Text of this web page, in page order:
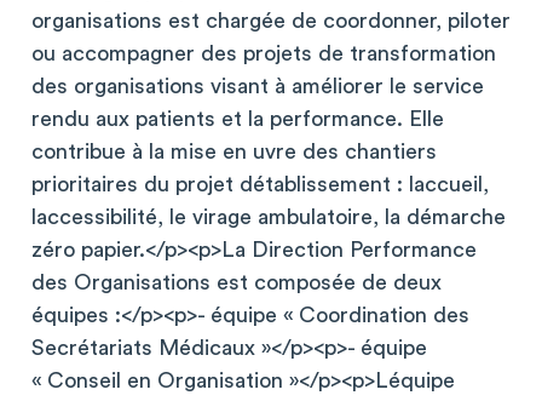
organisations est chargée de coordonner, piloter
ou accompagner des projets de transformation
des organisations visant à améliorer le service
rendu aux patients et la performance. Elle
contribue à la mise en uvre des chantiers
prioritaires du projet détablissement : laccueil,
laccessibilité, le virage ambulatoire, la démarche
zéro papier.</p><p>La Direction Performance
des Organisations est composée de deux
équipes :</p><p>- équipe « Coordination des
Secrétariats Médicaux »</p><p>- équipe
« Conseil en Organisation »</p><p>Léquipe